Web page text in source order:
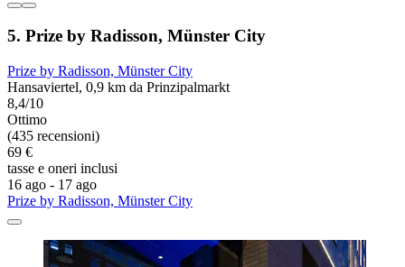
5. Prize by Radisson, Münster City
Prize by Radisson, Münster City
Hansaviertel, 0,9 km da Prinzipalmarkt
8,4/10
Ottimo
(435 recensioni)
69 €
tasse e oneri inclusi
16 ago - 17 ago
Prize by Radisson, Münster City